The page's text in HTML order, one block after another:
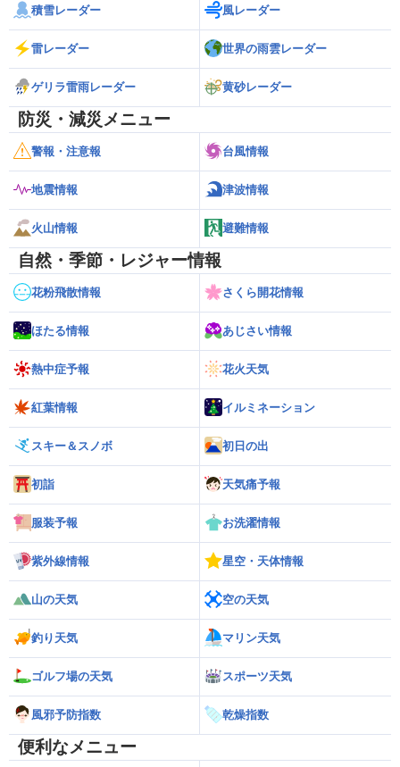
積雪レーダー 風レーダー
雷レーダー 世界の雨雲レーダー
ゲリラ雷雨レーダー 黄砂レーダー
防災・減災メニュー
警報・注意報 台風情報
地震情報 津波情報
火山情報 避難情報
自然・季節・レジャー情報
花粉飛散情報 さくら開花情報
ほたる情報 あじさい情報
熱中症予報 花火天気
紅葉情報 イルミネーション
スキー＆スノボ 初日の出
初詣 天気痛予報
服装予報 お洗濯情報
紫外線情報 星空・天体情報
山の天気 空の天気
釣り天気 マリン天気
ゴルフ場の天気 スポーツ天気
風邪予防指数 乾燥指数
便利なメニュー